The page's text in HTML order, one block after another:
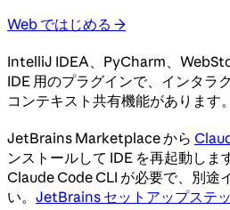
Web ではじめる →
IntelliJ IDEA、PyCharm、
IDE 用のプラグインで、インタラ
コンテキスト共有機能があります。
JetBrains Marketplace から
ンストールして IDE を再起動しま
Claude Code CLI が必要で、別途
い。 JetBrains セットアップステ